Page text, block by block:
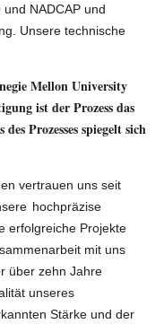
NADCAP und
Unsere technische
Mellon University
ist der Prozess das
Prozesses spiegelt sich
vertrauen uns seit
hochpräzise
erfolgreiche Projekte
mit uns
über zehn Jahre
unseres
Stärke und der